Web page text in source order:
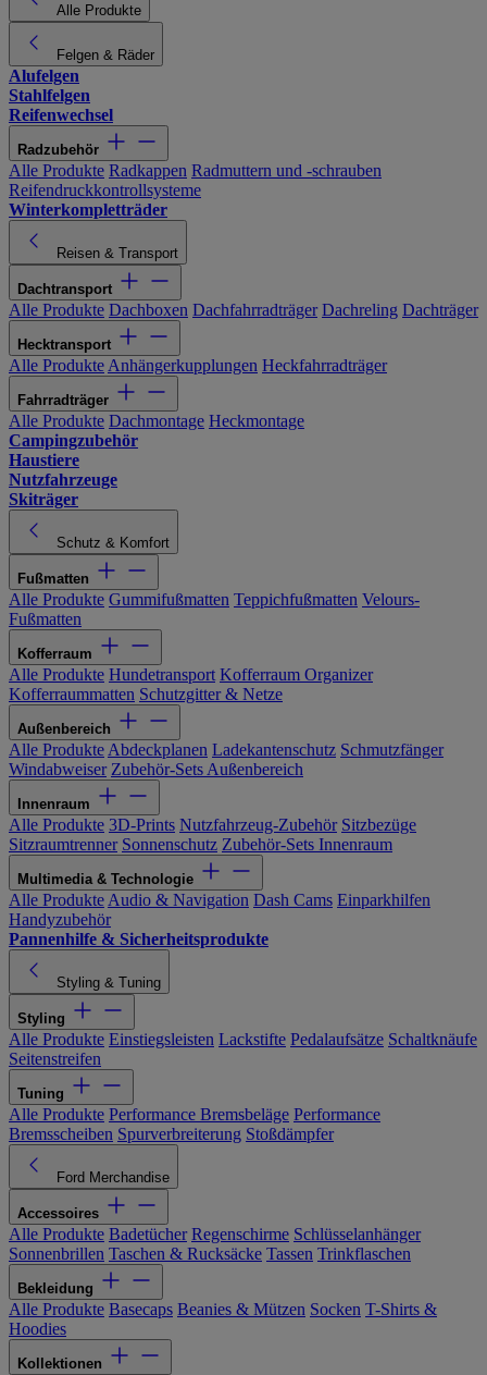
Alle Produkte
Felgen & Räder
Alufelgen
Stahlfelgen
Reifenwechsel
Radzubehör
Alle Produkte Radkappen Radmuttern und -schrauben
Reifendruckkontrollsysteme
Winterkompletträder
Reisen & Transport
Dachtransport
Alle Produkte Dachboxen Dachfahrradträger Dachreling Dachträger
Hecktransport
Alle Produkte Anhängerkupplungen Heckfahrradträger
Fahrradträger
Alle Produkte Dachmontage Heckmontage
Campingzubehör
Haustiere
Nutzfahrzeuge
Skiträger
Schutz & Komfort
Fußmatten
Alle Produkte Gummifußmatten Teppichfußmatten Velours-
Fußmatten
Kofferraum
Alle Produkte Hundetransport Kofferraum Organizer
Kofferraummatten Schutzgitter & Netze
Außenbereich
Alle Produkte Abdeckplanen Ladekantenschutz Schmutzfänger
Windabweiser Zubehör-Sets Außenbereich
Innenraum
Alle Produkte 3D-Prints Nutzfahrzeug-Zubehör Sitzbezüge
Sitzraumtrenner Sonnenschutz Zubehör-Sets Innenraum
Multimedia & Technologie
Alle Produkte Audio & Navigation Dash Cams Einparkhilfen
Handyzubehör
Pannenhilfe & Sicherheitsprodukte
Styling & Tuning
Styling
Alle Produkte Einstiegsleisten Lackstifte Pedalaufsätze Schaltknäufe
Seitenstreifen
Tuning
Alle Produkte Performance Bremsbeläge Performance
Bremsscheiben Spurverbreiterung Stoßdämpfer
Ford Merchandise
Accessoires
Alle Produkte Badetücher Regenschirme Schlüsselanhänger
Sonnenbrillen Taschen & Rucksäcke Tassen Trinkflaschen
Bekleidung
Alle Produkte Basecaps Beanies & Mützen Socken T-Shirts &
Hoodies
Kollektionen